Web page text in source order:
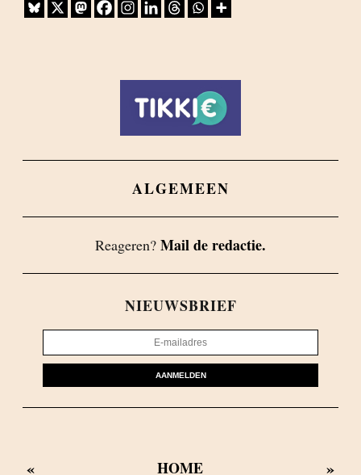
ALGEMEEN
Reageren? Mail de redactie.
NIEUWSBRIEF
AANMELDEN
« HOME »